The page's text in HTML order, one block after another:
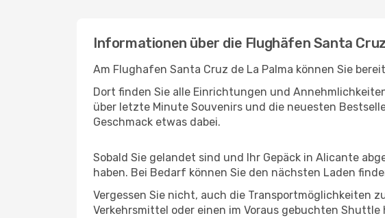
Informationen über die Flughäfen Santa
Am Flughafen Santa Cruz de La Palma können Sie
Dort finden Sie alle Einrichtungen und
über letzte Minute Souvenirs und die neuesten
Geschmack etwas dabei.
Sobald Sie gelandet sind und Ihr Gepäck in Alicante
haben. Bei Bedarf können Sie den nächsten Laden
Vergessen Sie nicht, auch die Transportmöglichkeiten
Verkehrsmittel oder einen im Voraus gebuchten